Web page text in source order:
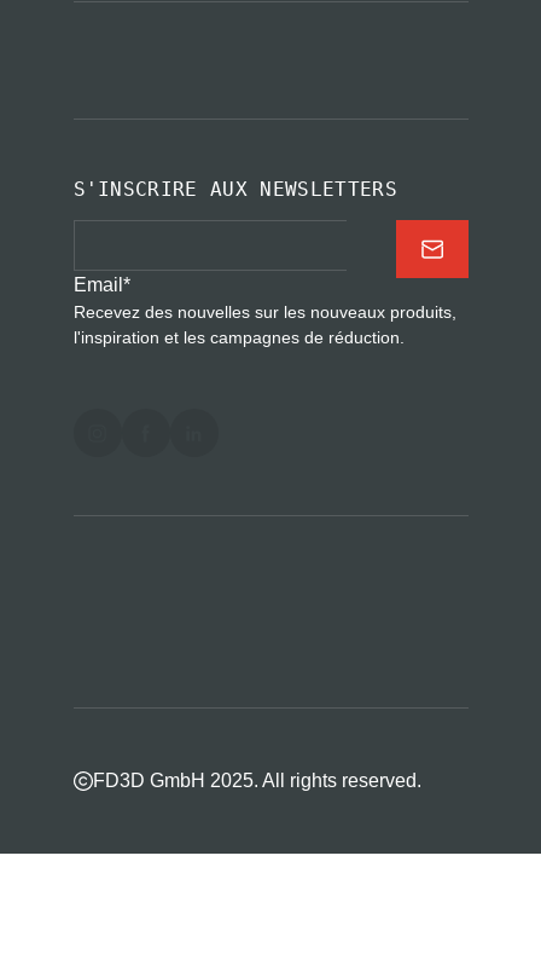
S'INSCRIRE AUX NEWSLETTERS
Email *
Recevez des nouvelles sur les nouveaux produits,
l'inspiration et les campagnes de réduction.
FD3D GmbH 2025. All rights reserved.